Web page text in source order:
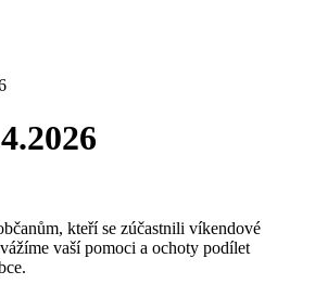
kteří se zúčastnili víkendové
vaší pomoci a ochoty podílet